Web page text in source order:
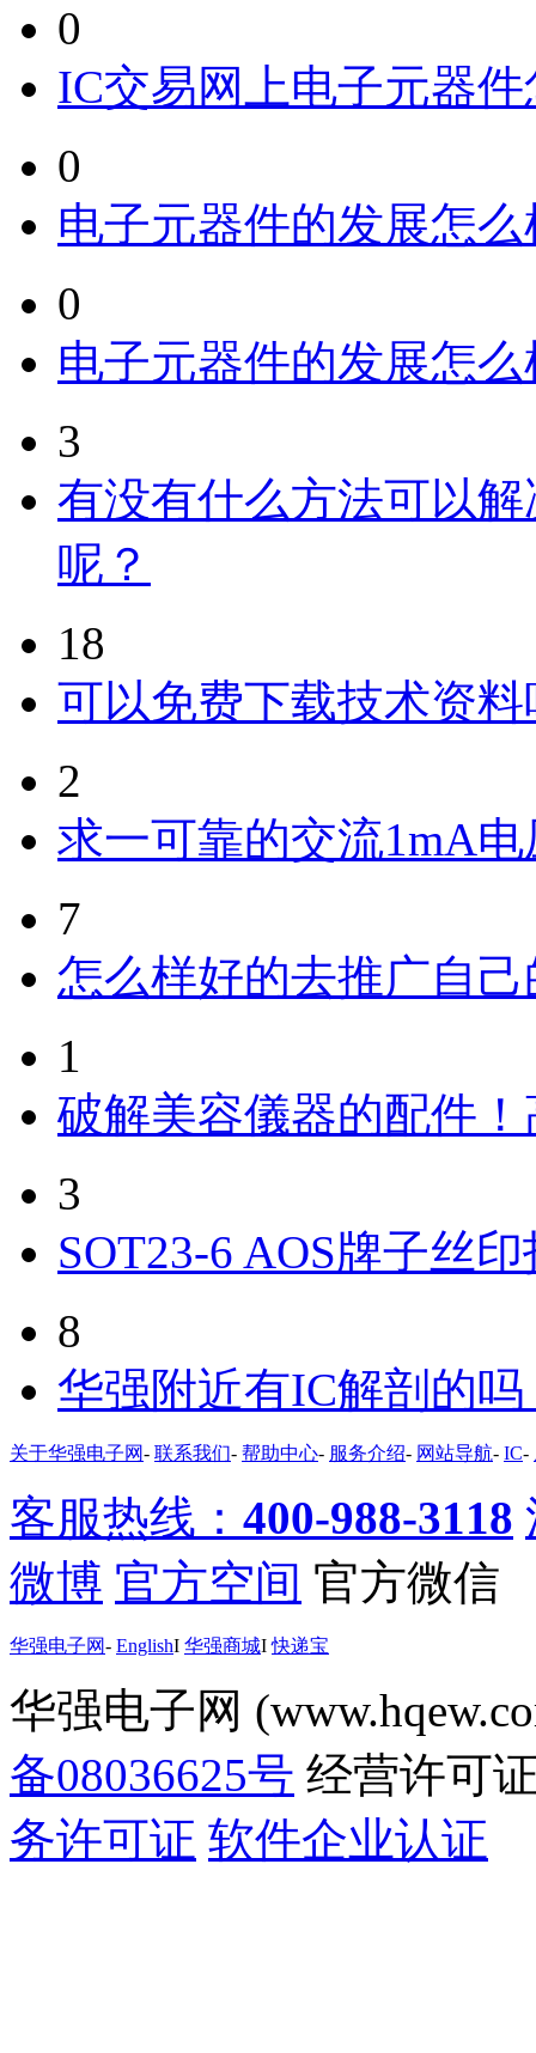
0
IC交易网上电子元器
0
电子元器件的发展怎么
0
电子元器件的发展怎么
3
有没有什么方法可以
呢？
18
可以免费下载技术资料
2
求一可靠的交流1mA
7
怎么样好的去推广自
1
破解美容儀器的配件
3
SOT23-6 AOS牌子丝
8
华强附近有IC解剖的
关于华强电子网- 联系我们- 帮助中心- 服务介绍- 网站导航- IC-
客服热线： 400-988-3118
微博 官方空间 官方微信
华强电子网- EnglishI 华强商城I快递宝
华强电子网
备08036625号 经营许可
务许可证 软件企业认证